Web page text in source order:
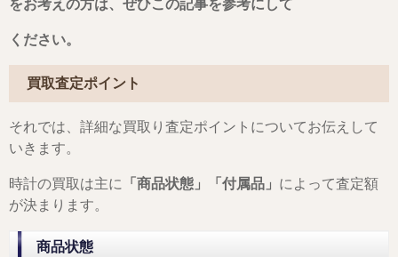
をお考えの方は、ぜひこの記事を参考にして
ください。
買取査定ポイント
それでは、詳細な買取り査定ポイントについてお伝えして
いきます。
時計の買取は主に 「商品状態」「付属品」 によって査定額
が決まります。
商品状態